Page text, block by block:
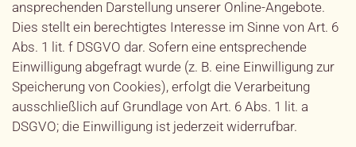
ansprechenden Darstellung unserer Online-Angebote.
Dies stellt ein berechtigtes Interesse im Sinne von Art. 6
Abs. 1 lit. f DSGVO dar. Sofern eine entsprechende
Einwilligung abgefragt wurde (z. B. eine Einwilligung zur
Speicherung von Cookies), erfolgt die Verarbeitung
ausschließlich auf Grundlage von Art. 6 Abs. 1 lit. a
DSGVO; die Einwilligung ist jederzeit widerrufbar.